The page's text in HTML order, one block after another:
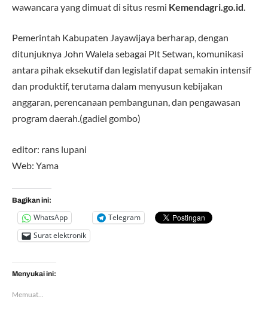
wawancara yang dimuat di situs resmi Kemendagri.go.id.
Pemerintah Kabupaten Jayawijaya berharap, dengan
ditunjuknya John Walela sebagai Plt Setwan, komunikasi
antara pihak eksekutif dan legislatif dapat semakin intensif
dan produktif, terutama dalam menyusun kebijakan
anggaran, perencanaan pembangunan, dan pengawasan
program daerah.(gadiel gombo)
editor: rans lupani
Web: Yama
Bagikan ini:
WhatsApp
Telegram
Surat elektronik
Menyukai ini:
Memuat...